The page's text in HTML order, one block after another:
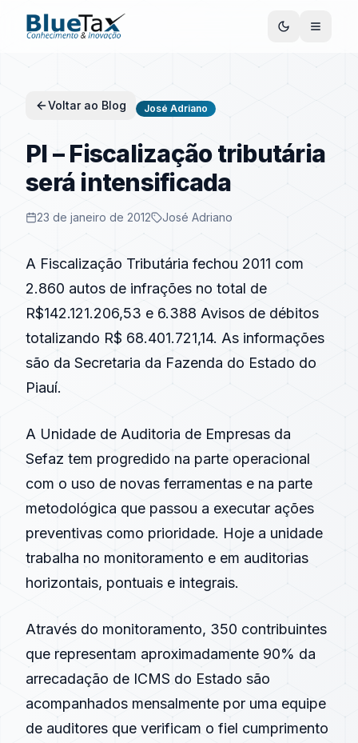
Voltar ao Blog José Adriano
PI – Fiscalização tributária
será intensificada
23 de janeiro de 2012 José Adriano
A Fiscalização Tributária fechou 2011 com
2.860 autos de infrações no total de
R$142.121.206,53 e 6.388 Avisos de débitos
totalizando R$ 68.401.721,14. As informações
são da Secretaria da Fazenda do Estado do
Piauí.
A Unidade de Auditoria de Empresas da
Sefaz tem progredido na parte operacional
com o uso de novas ferramentas e na parte
metodológica que passou a executar ações
preventivas como prioridade. Hoje a unidade
trabalha no monitoramento e em auditorias
horizontais, pontuais e integrais.
Através do monitoramento, 350 contribuintes
que representam aproximadamente 90% da
arrecadação de ICMS do Estado são
acompanhados mensalmente por uma equipe
de auditores que verificam o fiel cumprimento